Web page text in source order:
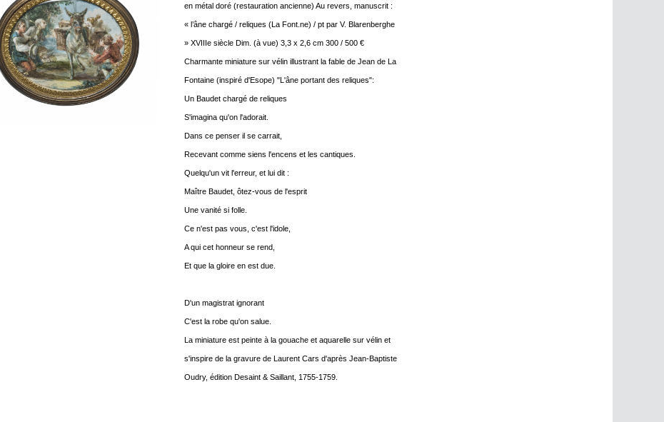
en métal doré (restauration ancienne) Au revers, manuscrit :
« l’âne chargé / reliques (La Font.ne) / pt par V. Blarenberghe
» XVIIIe siècle Dim. (à vue) 3,3 x 2,6 cm 300 / 500 €
Charmante miniature sur vélin illustrant la fable de Jean de La
Fontaine (inspiré d'Esope) "L'âne portant des reliques":
Un Baudet chargé de reliques
S'imagina qu'on l'adorait.
Dans ce penser il se carrait,
Recevant comme siens l'encens et les cantiques.
Quelqu'un vit l'erreur, et lui dit :
Maître Baudet, ôtez-vous de l'esprit
Une vanité si folle.
Ce n'est pas vous, c'est l'idole,
A qui cet honneur se rend,
Et que la gloire en est due.
D'un magistrat ignorant
C'est la robe qu'on salue.
La miniature est peinte à la gouache et aquarelle sur vélin et
s'inspire de la gravure de Laurent Cars d'après Jean-Baptiste
Oudry, édition Desaint & Saillant, 1755-1759.